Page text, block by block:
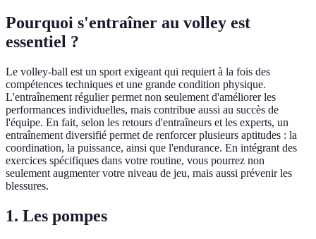
Pourquoi s'entraîner au volley est
essentiel ?
Le volley-ball est un sport exigeant qui requiert à la fois des
compétences techniques et une grande condition physique.
L'entraînement régulier permet non seulement d'améliorer les
performances individuelles, mais contribue aussi au succès de
l'équipe. En fait, selon les retours d'entraîneurs et les experts, un
entraînement diversifié permet de renforcer plusieurs aptitudes : la
coordination, la puissance, ainsi que l'endurance. En intégrant des
exercices spécifiques dans votre routine, vous pourrez non
seulement augmenter votre niveau de jeu, mais aussi prévenir les
blessures.
1. Les pompes